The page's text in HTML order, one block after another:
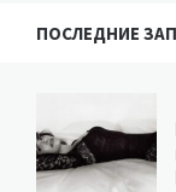
ПОСЛЕДНИЕ